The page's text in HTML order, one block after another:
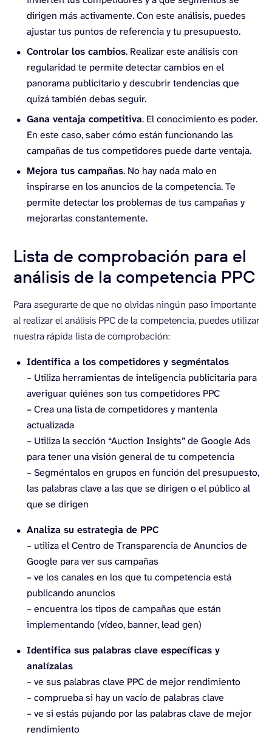
dirigen más activamente. Con este análisis, puedes
ajustar tus puntos de referencia y tu presupuesto.
Controlar los cambios. Realizar este análisis con
regularidad te permite detectar cambios en el
panorama publicitario y descubrir tendencias que
quizá también debas seguir.
Gana ventaja competitiva. El conocimiento es poder.
En este caso, saber cómo están funcionando las
campañas de tus competidores puede darte ventaja.
Mejora tus campañas. No hay nada malo en
inspirarse en los anuncios de la competencia. Te
permite detectar los problemas de tus campañas y
mejorarlas constantemente.
Lista de comprobación para el
análisis de la competencia PPC
Para asegurarte de que no olvidas ningún paso importante
al realizar el análisis PPC de la competencia, puedes utilizar
nuestra rápida lista de comprobación:
Identifica a los competidores y segméntalos
– Utiliza herramientas de inteligencia publicitaria para
averiguar quiénes son tus competidores PPC
– Crea una lista de competidores y mantenla
actualizada
– Utiliza la sección “Auction Insights” de Google Ads
para tener una visión general de tu competencia
– Segméntalos en grupos en función del presupuesto,
las palabras clave a las que se dirigen o el público al
que se dirigen
Analiza su estrategia de PPC
– utiliza el Centro de Transparencia de Anuncios de
Google para ver sus campañas
– ve los canales en los que tu competencia está
publicando anuncios
– encuentra los tipos de campañas que están
implementando (vídeo, banner, lead gen)
Identifica sus palabras clave específicas y
analízalas
– ve sus palabras clave PPC de mejor rendimiento
– comprueba si hay un vacío de palabras clave
– ve si estás pujando por las palabras clave de mejor
rendimiento